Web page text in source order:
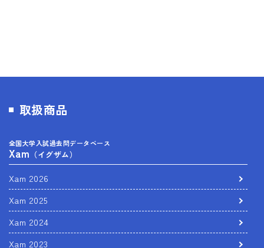
取扱商品
全国大学入試過去問データベース
Xam （イグザム）
Xam 2026
Xam 2025
Xam 2024
Xam 2023